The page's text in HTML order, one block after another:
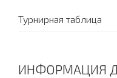
Турнирная таблица
ИНФОРМАЦИЯ